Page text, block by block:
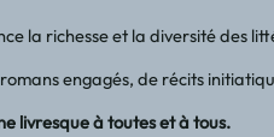
la richesse et la diversité des
engagés, de récits
livresque à toutes et à tous.